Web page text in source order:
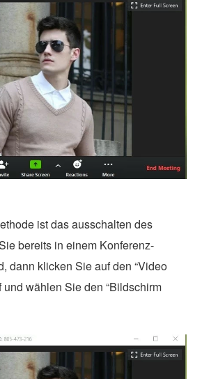
ist das ausschalten des
bereits in einem Konferenz-
dann klicken Sie auf den “Video
und wählen Sie den “Bildschirm